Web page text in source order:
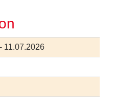
11.07.2026